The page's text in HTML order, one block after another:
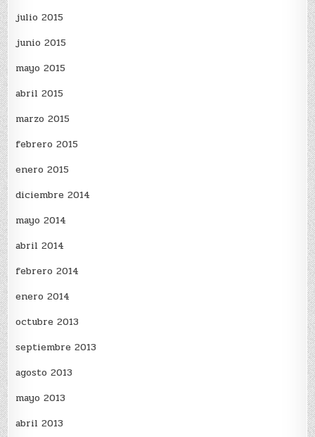
julio 2015
junio 2015
mayo 2015
abril 2015
marzo 2015
febrero 2015
enero 2015
diciembre 2014
mayo 2014
abril 2014
febrero 2014
enero 2014
octubre 2013
septiembre 2013
agosto 2013
mayo 2013
abril 2013